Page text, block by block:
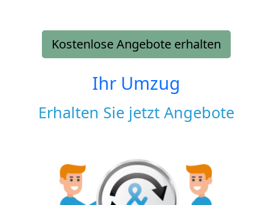
Kostenlose Angebote erhalten
Ihr Umzug
Erhalten Sie jetzt Angebote